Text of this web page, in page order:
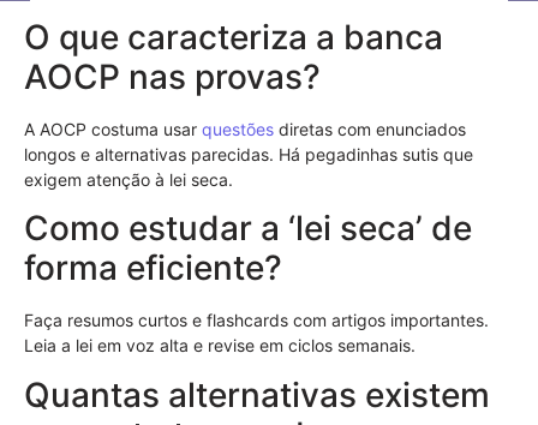
O que caracteriza a banca
AOCP nas provas?
A AOCP costuma usar questões diretas com enunciados
longos e alternativas parecidas. Há pegadinhas sutis que
exigem atenção à lei seca.
Como estudar a ‘lei seca’ de
forma eficiente?
Faça resumos curtos e flashcards com artigos importantes.
Leia a lei em voz alta e revise em ciclos semanais.
Quantas alternativas existem